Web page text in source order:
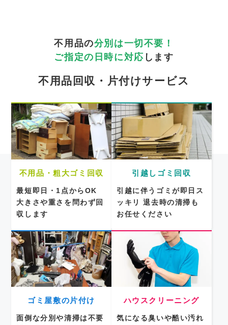
不用品の分別は一切不要！
ご指定の日時に対応 します
不用品回収・片付けサービス
不用品・粗大ゴミ回収
最短即日・1点からOK
大きさや重さを問わず回
収します
引越しゴミ回収
引越に伴うゴミが即日ス
ッキリ
退去時の清掃も
お任せください
ゴミ屋敷の片付け
面倒な分別や清掃は不要
ハウスクリーニング
気になる臭いや酷い汚れ